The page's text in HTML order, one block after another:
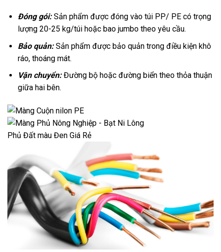
Đóng gói:Sản phẩm được đóng vào túi PP/ PE có trọng
lượng 20-25 kg/túi hoặc bao jumbo theo yêu cầu.
Bảo quản:Sản phẩm được bảo quản trong điều kiện khô
ráo, thoáng mát.
Vận chuyển:Đường bộ hoặc đường biển theo thỏa thuận
giữa hai bên.